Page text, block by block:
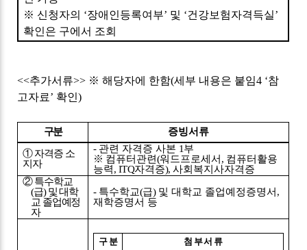
※ 신청자의 ‘장애인등록여부’ 및 ‘건강보험자격득실’
확인은 구에서 조회
<<추가서류>> ※해당자에 한함(세부 내용은 붙임4 ‘참
고자료’ 확인)
구분
증빙서류
①자격증 소
지자
- 관련 자격증 사본 1부
※ 컴퓨터관련(워드프로세서 , 컴퓨터활용
능력, ITQ자격증), 사회복지사자격증
②특수학교
(급)및 대학
교 졸업예정
자
- 특수학교(급) 및 대학교 졸업예정증명서 ,
재학증명서 등
구 분
첨 부 서 류